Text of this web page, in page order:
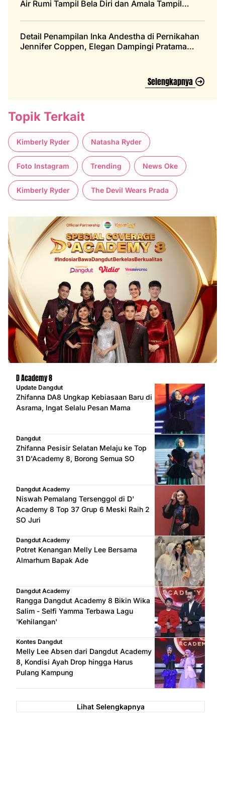
Air Rumi Tampil Bela Diri dan Amala Tampil
Detail Penampilan Inka Andestha di Pernikahan
Jennifer Coppen, Elegan Dampingi Pratama
Selengkapnya
Topik Terkait
Kimberly Ryder Natasha Ryder
Foto Instagram Trending News Oke
Kimberly Ryder The Devil Wears Prada
D Academy 8
Update Dangdut
Zhifanna DA8 Ungkap Kebiasaan Baru di
Asrama, Ingat Selalu Pesan Mama
Dangdut
Zhifanna Pesisir Selatan Melaju ke Top
31 D'Academy 8, Borong Semua SO
Dangdut Academy
Niswah Pemalang Tersenggol di D'
Academy 8 Top 37 Grup 6 Meski Raih 2
SO Juri
Dangdut Academy
Potret Kenangan Melly Lee Bersama
Almarhum Bapak Ade
Dangdut Academy
Rangga Dangdut Academy 8 Bikin Wika
Salim - Selfi Yamma Terbawa Lagu
'Kehilangan'
Kontes Dangdut
Melly Lee Absen dari Dangdut Academy
8, Kondisi Ayah Drop hingga Harus
Pulang Kampung
Lihat Selengkapnya